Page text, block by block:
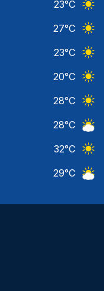
23°C
27°C
23°C
20°C
28°C
28°C
32°C
29°C